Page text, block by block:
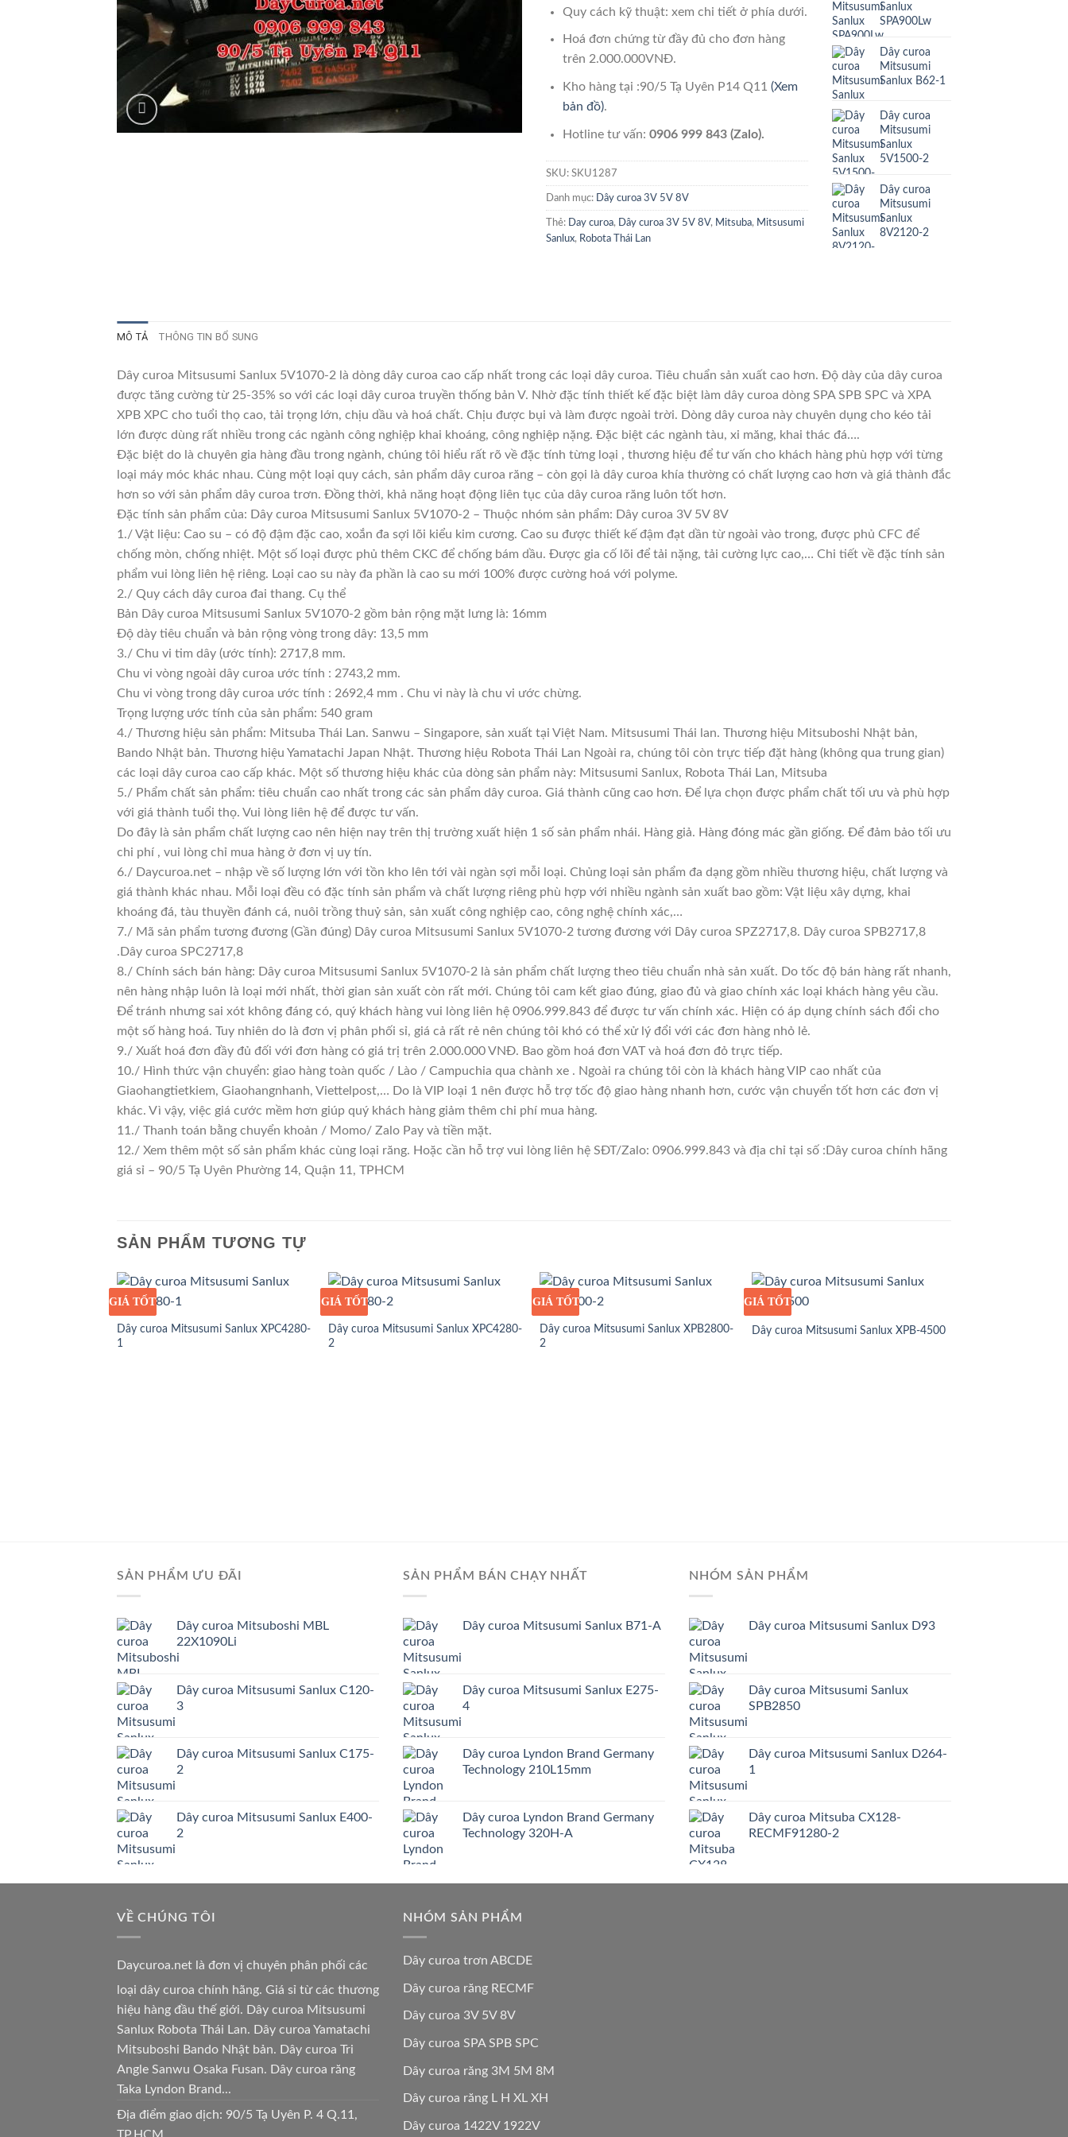
Quy cách kỹ thuật: xem chi tiết ở phía dưới.
Hoá đơn chứng từ đầy đủ cho đơn hàng
trên 2.000.000VNĐ.
Kho hàng tại :90/5 Tạ Uyên P14 Q11 (Xem
bản đồ).
Hotline tư vấn: 0906 999 843 (Zalo).
SKU: SKU1287
Danh mục: Dây curoa 3V 5V 8V
Thẻ: Day curoa, Dây curoa 3V 5V 8V, Mitsuba, Mitsusumi
Sanlux, Robota Thái Lan
Sanlux
SPA900Lw
Dây curoa
Mitsusumi
Sanlux B62-1
Dây curoa
Mitsusumi
Sanlux
5V1500-2
Dây curoa
Mitsusumi
Sanlux
8V2120-2
MÔ TẢ THÔNG TIN BỔ SUNG
Dây curoa Mitsusumi Sanlux 5V1070-2 là dòng dây curoa cao cấp nhất trong các loại dây curoa. Tiêu chuẩn sản xuất cao hơn. Độ dày của dây curoa
được tăng cường từ 25-35% so với các loại dây curoa truyền thống bản V. Nhờ đặc tính thiết kế đặc biệt làm dây curoa dòng SPA SPB SPC và XPA
XPB XPC cho tuổi thọ cao, tải trọng lớn, chịu dầu và hoá chất. Chịu được bụi và làm được ngoài trời. Dòng dây curoa này chuyên dụng cho kéo tải
lớn được dùng rất nhiều trong các ngành công nghiệp khai khoáng, công nghiệp nặng. Đặc biệt các ngành tàu, xi măng, khai thác đá….
Đặc biệt do là chuyên gia hàng đầu trong ngành, chúng tôi hiểu rất rõ về đặc tính từng loại , thương hiệu để tư vấn cho khách hàng phù hợp với từng
loại máy móc khác nhau. Cùng một loại quy cách, sản phẩm dây curoa răng – còn gọi là dây curoa khía thường có chất lượng cao hơn và giá thành đắc
hơn so với sản phẩm dây curoa trơn. Đồng thời, khả năng hoạt động liên tục của dây curoa răng luôn tốt hơn.
Đặc tính sản phẩm của: Dây curoa Mitsusumi Sanlux 5V1070-2 – Thuộc nhóm sản phẩm: Dây curoa 3V 5V 8V
1./ Vật liệu: Cao su – có độ đậm đặc cao, xoắn đa sợi lõi kiểu kim cương. Cao su được thiết kế đậm đạt dần từ ngoài vào trong, được phủ CFC để
chống mòn, chống nhiệt. Một số loại được phủ thêm CKC để chống bám dầu. Được gia cố lõi để tải nặng, tải cường lực cao,… Chi tiết về đặc tính sản
phẩm vui lòng liên hệ riêng. Loại cao su này đa phần là cao su mới 100% được cường hoá với polyme.
2./ Quy cách dây curoa đai thang. Cụ thể
Bản Dây curoa Mitsusumi Sanlux 5V1070-2 gồm bản rộng mặt lưng là: 16mm
Độ dày tiêu chuẩn và bản rộng vòng trong dây: 13,5 mm
3./ Chu vi tim dây (ước tính): 2717,8 mm.
Chu vi vòng ngoài dây curoa ước tính : 2743,2 mm.
Chu vi vòng trong dây curoa ước tính : 2692,4 mm . Chu vi này là chu vi ước chừng.
Trọng lượng ước tính của sản phẩm: 540 gram
4./ Thương hiệu sản phẩm: Mitsuba Thái Lan. Sanwu – Singapore, sản xuất tại Việt Nam. Mitsusumi Thái lan. Thương hiệu Mitsuboshi Nhật bản,
Bando Nhật bản. Thương hiệu Yamatachi Japan Nhật. Thương hiệu Robota Thái Lan Ngoài ra, chúng tôi còn trực tiếp đặt hàng (không qua trung gian)
các loại dây curoa cao cấp khác. Một số thương hiệu khác của dòng sản phẩm này: Mitsusumi Sanlux, Robota Thái Lan, Mitsuba
5./ Phẩm chất sản phẩm: tiêu chuẩn cao nhất trong các sản phẩm dây curoa. Giá thành cũng cao hơn. Để lựa chọn được phẩm chất tối ưu và phù hợp
với giá thành tuổi thọ. Vui lòng liên hệ để được tư vấn.
Do đây là sản phẩm chất lượng cao nên hiện nay trên thị trường xuất hiện 1 số sản phẩm nhái. Hàng giả. Hàng đóng mác gần giống. Để đảm bảo tối ưu
chi phí , vui lòng chỉ mua hàng ở đơn vị uy tín.
6./ Daycuroa.net – nhập về số lượng lớn với tồn kho lên tới vài ngàn sợi mỗi loại. Chủng loại sản phẩm đa dạng gồm nhiều thương hiệu, chất lượng và
giá thành khác nhau. Mỗi loại đều có đặc tính sản phẩm và chất lượng riêng phù hợp với nhiều ngành sản xuất bao gồm: Vật liệu xây dựng, khai
khoáng đá, tàu thuyền đánh cá, nuôi trồng thuỷ sản, sản xuất công nghiệp cao, công nghệ chính xác,…
7./ Mã sản phẩm tương đương (Gần đúng) Dây curoa Mitsusumi Sanlux 5V1070-2 tương đương với Dây curoa SPZ2717,8. Dây curoa SPB2717,8
.Dây curoa SPC2717,8
8./ Chính sách bán hàng: Dây curoa Mitsusumi Sanlux 5V1070-2 là sản phẩm chất lượng theo tiêu chuẩn nhà sản xuất. Do tốc độ bán hàng rất nhanh,
nên hàng nhập luôn là loại mới nhất, thời gian sản xuất còn rất mới. Chúng tôi cam kết giao đúng, giao đủ và giao chính xác loại khách hàng yêu cầu.
Để tránh nhưng sai xót không đáng có, quý khách hàng vui lòng liên hệ 0906.999.843 để được tư vấn chính xác. Hiện có áp dụng chính sách đổi cho
một số hàng hoá. Tuy nhiên do là đơn vị phân phối sỉ, giá cả rất rẻ nên chúng tôi khó có thể xử lý đổi với các đơn hàng nhỏ lẻ.
9./ Xuất hoá đơn đầy đủ đối với đơn hàng có giá trị trên 2.000.000 VNĐ. Bao gồm hoá đơn VAT và hoá đơn đỏ trực tiếp.
10./ Hình thức vận chuyển: giao hàng toàn quốc / Lào / Campuchia qua chành xe . Ngoài ra chúng tôi còn là khách hàng VIP cao nhất của
Giaohangtietkiem, Giaohangnhanh, Viettelpost,… Do là VIP loại 1 nên được hỗ trợ tốc độ giao hàng nhanh hơn, cước vận chuyển tốt hơn các đơn vị
khác. Vì vậy, việc giá cước mềm hơn giúp quý khách hàng giảm thêm chi phí mua hàng.
11./ Thanh toán bằng chuyển khoản / Momo/ Zalo Pay và tiền mặt.
12./ Xem thêm một số sản phẩm khác cùng loại răng. Hoặc cần hỗ trợ vui lòng liên hệ SĐT/Zalo: 0906.999.843 và địa chỉ tại số :Dây curoa chính hãng
giá sỉ – 90/5 Tạ Uyên Phường 14, Quận 11, TPHCM
SẢN PHẨM TƯƠNG TỰ
GIÁ SỈ
GIÁ TỐT
Dây curoa Mitsusumi Sanlux XPC4280-
1
GIÁ SỈ
GIÁ TỐT
Dây curoa Mitsusumi Sanlux XPC4280-
2
GIÁ SỈ
GIÁ TỐT
Dây curoa Mitsusumi Sanlux XPB2800-
2
GIÁ SỈ
GIÁ TỐT
Dây curoa Mitsusumi Sanlux XPB-4500
SẢN PHẨM ƯU ĐÃI
Dây curoa Mitsuboshi MBL
22X1090Li
Dây curoa Mitsusumi Sanlux C120-
3
Dây curoa Mitsusumi Sanlux C175-
2
Dây curoa Mitsusumi Sanlux E400-
2
SẢN PHẨM BÁN CHẠY NHẤT
Dây curoa Mitsusumi Sanlux B71-A
Dây curoa Mitsusumi Sanlux E275-
4
Dây curoa Lyndon Brand Germany
Technology 210L15mm
Dây curoa Lyndon Brand Germany
Technology 320H-A
NHÓM SẢN PHẨM
Dây curoa Mitsusumi Sanlux D93
Dây curoa Mitsusumi Sanlux
SPB2850
Dây curoa Mitsusumi Sanlux D264-
1
Dây curoa Mitsuba CX128-
RECMF91280-2
VỀ CHÚNG TÔI
Daycuroa.net là đơn vị chuyên phân phối các
loại dây curoa chính hãng. Giá sỉ từ các thương
hiệu hàng đầu thế giới. Dây curoa Mitsusumi
Sanlux Robota Thái Lan. Dây curoa Yamatachi
Mitsuboshi Bando Nhật bản. Dây curoa Tri
Angle Sanwu Osaka Fusan. Dây curoa răng
Taka Lyndon Brand...
Địa điểm giao dịch: 90/5 Tạ Uyên P. 4 Q.11,
NHÓM SẢN PHẨM
Dây curoa trơn ABCDE
Dây curoa răng RECMF
Dây curoa 3V 5V 8V
Dây curoa SPA SPB SPC
Dây curoa răng 3M 5M 8M
Dây curoa răng L H XL XH
Dây curoa 1422V 1922V